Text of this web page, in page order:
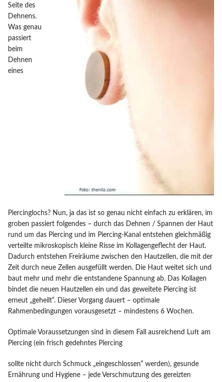
Seite des
Dehnens.
Was genau
passiert
beim
Dehnen
eines
Piercinglochs? Nun, ja das ist so genau nicht einfach zu erklären, im
groben passiert folgendes – durch das Dehnen / Spannen der Haut
rund um das Piercing und im Piercing-Kanal entstehen gleichmäßig
verteilte mikroskopisch kleine Risse im Kollagengeflecht der Haut.
Dadurch entstehen Freiräume zwischen den Hautzellen, die mit der
Zeit durch neue Zellen ausgefüllt werden. Die Haut weitet sich und
baut mehr und mehr die entstandene Spannung ab. Das Kollagen
bindet die neuen Hautzellen ein und das geweitete Piercing ist
erneut „geheilt“. Dieser Vorgang dauert – optimale
Rahmenbedingungen vorausgesetzt – mindestens 6 Wochen.
Optimale Voraussetzungen sind in diesem Fall ausreichend Luft am
Piercing (ein frisch gedehntes Piercing
sollte nicht durch Schmuck „eingeschlossen“ werden), gesunde
Ernährung und Hygiene – jede Verschmutzung des gereizten